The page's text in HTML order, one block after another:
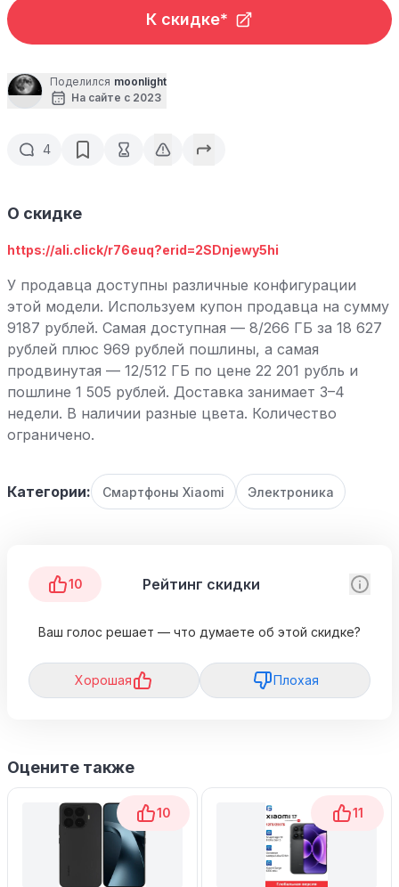
К скидке*
Поделился moonlight
На сайте с 2023
4
О скидке
https://ali.click/r76euq?erid=2SDnjewy5hi
У продавца доступны различные конфигурации
этой модели. Используем купон продавца на сумму
9187 рублей. Самая доступная — 8/266 ГБ за 18 627
рублей плюс 969 рублей пошлины, а самая
продвинутая — 12/512 ГБ по цене 22 201 рубль и
пошлине 1 505 рублей. Доставка занимает 3–4
недели. В наличии разные цвета. Количество
ограничено.
Категории: Смартфоны Xiaomi Электроника
10 Рейтинг скидки
Ваш голос решает — что думаете об этой скидке?
Хорошая Плохая
Оцените также
10 11